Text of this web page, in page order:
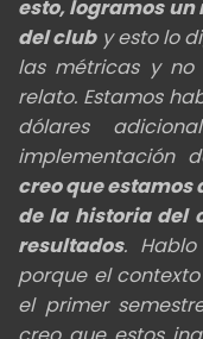
esto,logramos un
del cluby esto lo
las métricas y
relato. Estamos
dólares
implementación
creo que estamos
de la historia del
resultados.
porque el
el primer